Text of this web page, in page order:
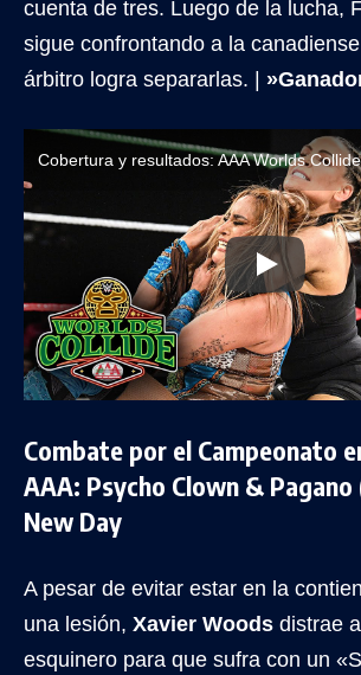
cuenta de tres. Luego de la lucha,
sigue confrontando a la
árbitro logra separarlas. |
Combate por el Campeonato
AAA: Psycho Clown & Pagano
New Day
A pesar de evitar estar en la
una lesión, Xavier Woods distrae a
esquinero para que sufra con un